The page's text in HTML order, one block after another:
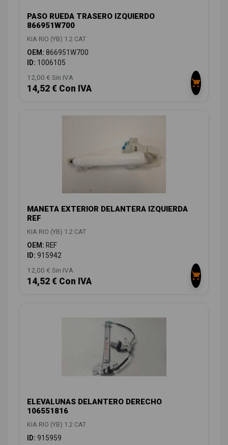
PASO RUEDA TRASERO IZQUIERDO
866951W700
KIA RIO (YB) 1.2 CAT
OEM: 866951W700
ID: 1006105
12,00 € Sin IVA
14,52 € Con IVA
MANETA EXTERIOR DELANTERA IZQUIERDA
REF
KIA RIO (YB) 1.2 CAT
OEM: REF
ID: 915942
12,00 € Sin IVA
14,52 € Con IVA
ELEVALUNAS DELANTERO DERECHO
106551816
KIA RIO (YB) 1.2 CAT
ID: 915959